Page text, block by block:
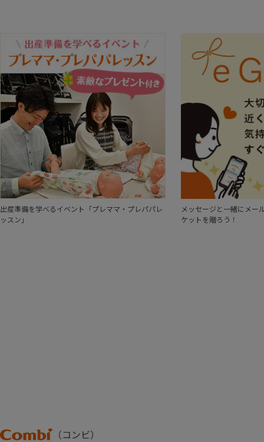
出産準備を学べるイベント「プレママ・プレパパレ
ッスン」
メッセージと一緒にメー
ケットを贈ろう！
Combi
（コンビ）